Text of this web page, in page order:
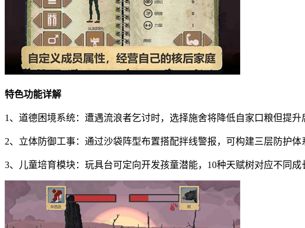
特色功能详解
1、道德困境系统：遭遇流浪者乞讨时，选择施舍将降低自家口粮但提
2、立体防御工事：通过沙袋阵型布置搭配拌线警报，可构建三层防护体
3、儿童培育模块：玩具台可定向开发孩童潜能，10种天赋树对应不同